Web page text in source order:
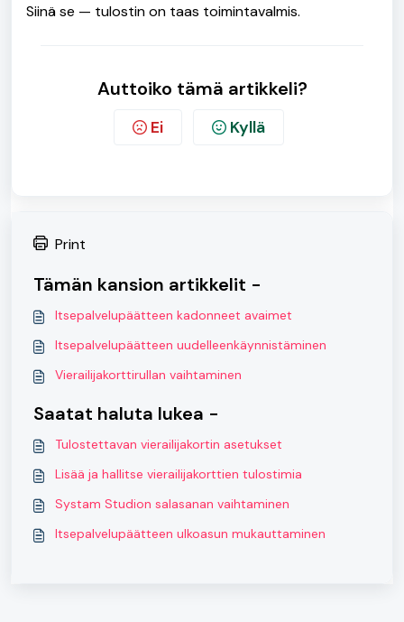
Siinä se — tulostin on taas toimintavalmis.
Auttoiko tämä artikkeli?
Ei Kyllä
Print
Tämän kansion artikkelit -
Itsepalvelupäätteen kadonneet avaimet
Itsepalvelupäätteen uudelleenkäynnistäminen
Vierailijakorttirullan vaihtaminen
Saatat haluta lukea -
Tulostettavan vierailijakortin asetukset
Lisää ja hallitse vierailijakorttien tulostimia
Systam Studion salasanan vaihtaminen
Itsepalvelupäätteen ulkoasun mukauttaminen